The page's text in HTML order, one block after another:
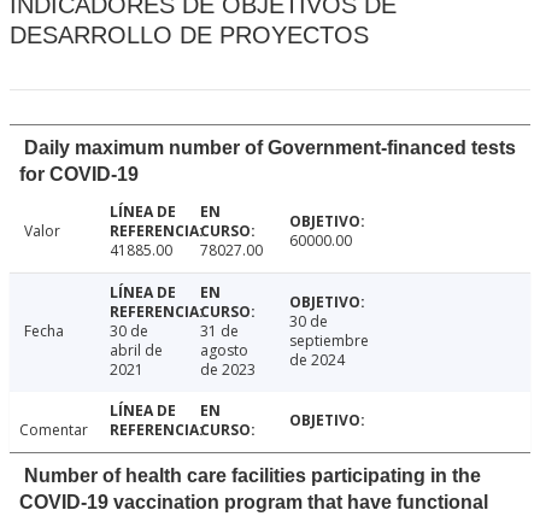
DESARROLLO DE PROYECTOS
Daily maximum number of Government-financed tests
for COVID-19
Valor
41885.00
78027.00 60000.00
Fecha
30 de
abril de
2021
31 de
agosto
de 2023
30 de
septiembre
de 2024
Comentar
Number of health care facilities participating in the
COVID-19 vaccination program that have functional